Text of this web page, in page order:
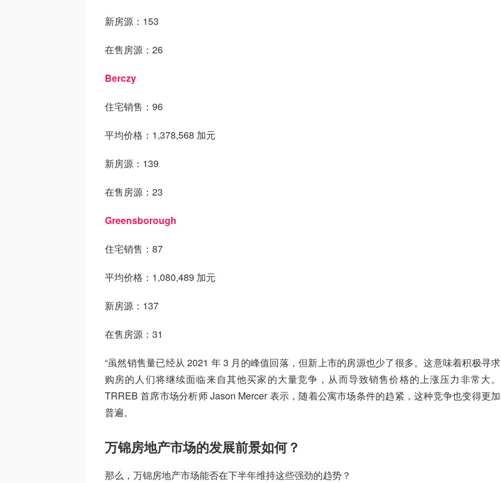
新房源：153
在售房源：26
Berczy
住宅销售：96
平均价格：1,378,568 加元
新房源：139
在售房源：23
Greensborough
住宅销售：87
平均价格：1,080,489 加元
新房源：137
在售房源：31
“虽然销售量已经从 2021 年 3 月的峰值回落，但新上市的房源也少了很多。这意味着积极寻求
购房的人们将继续面临来自其他买家的大量竞争，从而导致销售价格的上涨压力非常大。
TRREB 首席市场分析师 Jason Mercer 表示，随着公寓市场条件的趋紧，这种竞争也变得更加
普遍。
万锦房地产市场的发展前景如何？
那么，万锦房地产市场能否在下半年维持这些强劲的趋势？